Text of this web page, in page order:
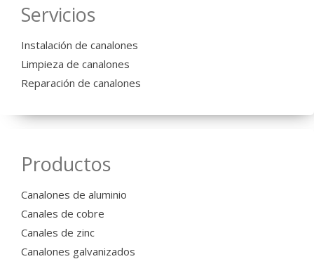
Servicios
Instalación de canalones
Limpieza de canalones
Reparación de canalones
Productos
Canalones de aluminio
Canales de cobre
Canales de zinc
Canalones galvanizados